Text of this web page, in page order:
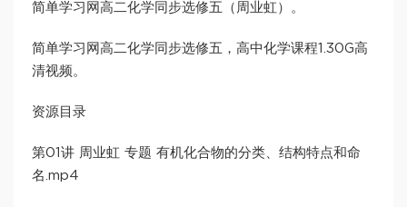
简单学习网高二化学同步选修五（周业虹）。
简单学习网高二化学同步选修五，高中化学课程1.30G高
清视频。
资源目录
第01讲 周业虹 专题 有机化合物的分类、结构特点和命
名.mp4